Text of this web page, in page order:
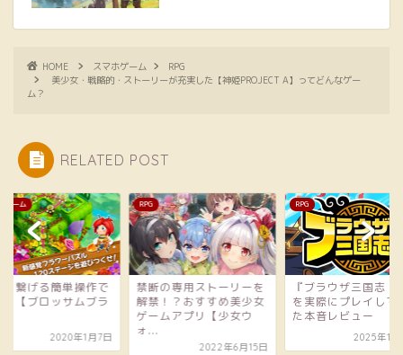
HOME スマホゲーム
RPG
美少女・戦略的・ストーリーが充実した【神姫PROJECT A】ってどんなゲー
ム？
RELATED POST
ゲーム
を繋げる簡単操作で
！【ブロッサムブラ
2020年1月7日
RPG
禁断の専用ストーリーを
解禁！？おすすめ美少女
ゲームアプリ【少女ウ
ォ...
2022年6月15日
RPG
『ブラウザ三国志
を実際にプレイして
た本音レビュー
2025年11